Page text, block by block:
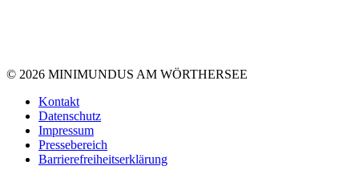
© 2026 MINIMUNDUS AM WÖRTHERSEE
Kontakt
Datenschutz
Impressum
Pressebereich
Barrierefreiheitserklärung